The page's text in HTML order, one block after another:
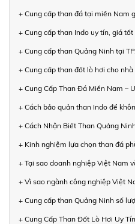
+ Cung cấp than đá tại miền Nam
+ Cung cấp than Indo uy tín, giá
+ Cung cấp than Quảng Ninh tại
+ Cung cấp than đốt lò hơi cho
+ Cung Cấp Than Đá Miền Nam –
+ Cách bảo quản than Indo để
+ Cách Nhận Biết Than Quảng
+ Kinh nghiệm lựa chọn than đá
+ Tại sao doanh nghiệp Việt Nam
+ Vì sao ngành công nghiệp Việt
+ Cung cấp than Quảng Ninh số
+ Cung Cấp Than Đốt Lò Hơi Uy